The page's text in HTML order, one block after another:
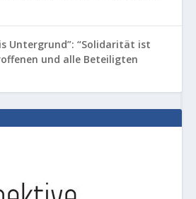
Untergrund”: “Solidarität ist
und alle Beteiligten